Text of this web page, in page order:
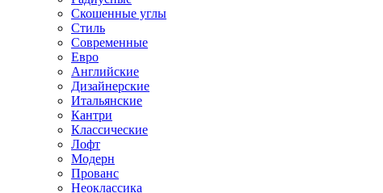
Скошенные углы
Стиль
Современные
Евро
Английские
Дизайнерские
Итальянские
Кантри
Классические
Лофт
Модерн
Прованс
Неоклассика